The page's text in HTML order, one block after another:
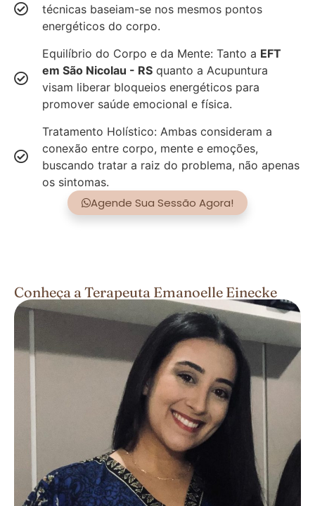
técnicas baseiam-se nos mesmos pontos
energéticos do corpo.
Equilíbrio do Corpo e da Mente: Tanto a EFT
em São Nicolau - RS quanto a Acupuntura
visam liberar bloqueios energéticos para
promover saúde emocional e física.
Tratamento Holístico: Ambas consideram a
conexão entre corpo, mente e emoções,
buscando tratar a raiz do problema, não apenas
os sintomas.
Agende Sua Sessão Agora!
Conheça a Terapeuta Emanoelle Einecke